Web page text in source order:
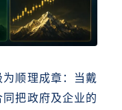
顺理成章：当戴
把政府及企业的